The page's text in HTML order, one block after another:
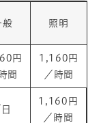
般 照明
円
間
1,160円
／時間
1,160円
／時間